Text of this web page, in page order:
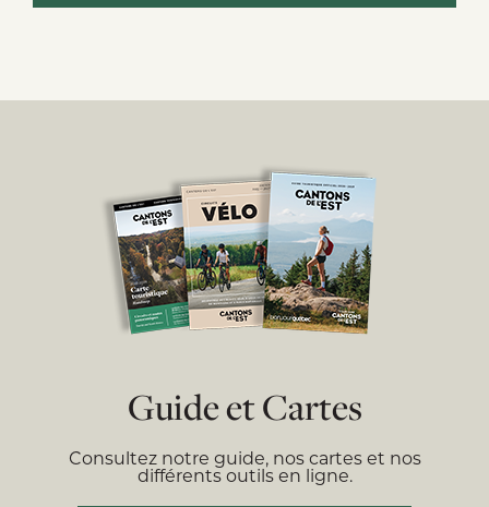
Guide et Cartes
Consultez notre guide, nos cartes et nos
différents outils en ligne.